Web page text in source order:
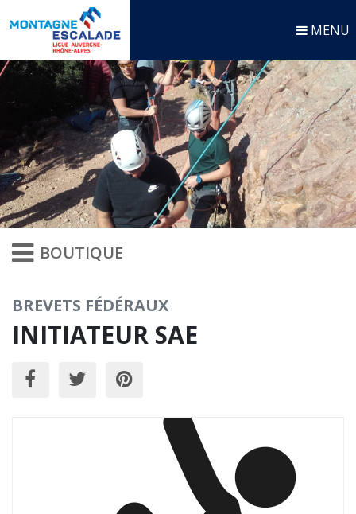
MENU
BOUTIQUE
BREVETS FÉDÉRAUX
INITIATEUR SAE